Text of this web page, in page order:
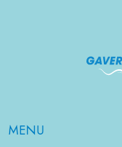
MENU